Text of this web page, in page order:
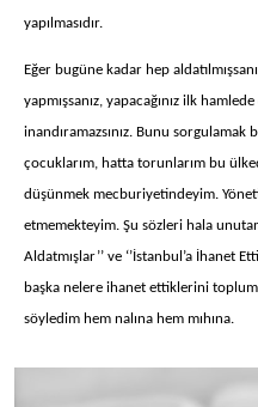
yapılmasıdır.
Eğer bugüne kadar hep
yapmışsanız, yapacağınız ilk
inandıramazsınız. Bunu sorgulamak
çocuklarım, hatta torunlarım bu
düşünmek mecburiyetindeyim.
etmemekteyim. Şu sözleri hala
Aldatmışlar’’ ve ‘’İstanbul’a İhanet
başka nelere ihanet ettiklerini
söyledim hem nalına hem mıhına.